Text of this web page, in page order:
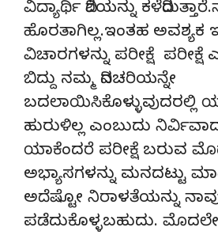
ವಿದ್ಯಾರ್ಥಿ ದಿಶೆಯನ್ನು
ಹೊರತಾಗಿಲ್ಲ.ಇಂತಹ ಅವಶ್ಯಕ
ವಿಚಾರಗಳನ್ನು ಪರೀಕ್ಷೆ ಪರೀಕ್ಷೆ
ಬಿದ್ದು ನಮ್ಮ ದಿನಚರಿಯನ್ನೇ
ಬದಲಾಯಿಸಿಕೊಳ್ಳುವುದರಲ್ಲಿ
ಹುರುಳಿಲ್ಲ ಎಂಬುದು
ಯಾಕೆಂದರೆ ಪರೀಕ್ಷೆ ಬರುವ
ಅಭ್ಯಾಸಗಳನ್ನು ಮನದಟ್ಟು
ಅದೆಷ್ಟೋ ನಿರಾಳತೆಯನ್ನು
ಪಡೆದುಕೊಳ್ಳಬಹುದು. ಮೊದಲೇ